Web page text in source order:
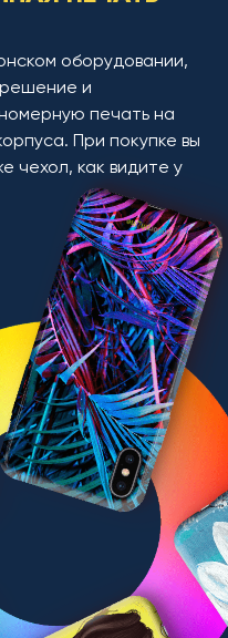
оборудовании,
и
печать на
При покупке вы
чехол, как видите у